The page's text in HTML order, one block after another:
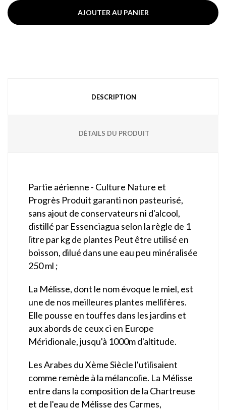
AJOUTER AU PANIER
DESCRIPTION
DÉTAILS DU PRODUIT
Partie aérienne - Culture Nature et
Progrès Produit garanti non pasteurisé,
sans ajout de conservateurs ni d'alcool,
distillé par Essenciagua selon la règle de 1
litre par kg de plantes Peut être utilisé en
boisson, dilué dans une eau peu minéralisée
250 ml ;
La Mélisse, dont le nom évoque le miel, est
une de nos meilleures plantes mellifères.
Elle pousse en touffes dans les jardins et
aux abords de ceux ci en Europe
Méridionale, jusqu'à 1000m d'altitude.
Les Arabes du Xème Siècle l'utilisaient
comme remède à la mélancolie. La Mélisse
entre dans la composition de la Chartreuse
et de l'eau de Mélisse des Carmes,